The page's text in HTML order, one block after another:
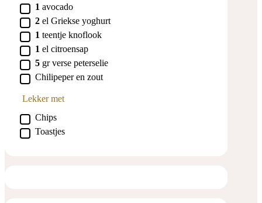
▢
1 avocado
▢
2 el Griekse yoghurt
▢
1 teentje knoflook
▢
1 el citroensap
▢
5 gr verse peterselie
▢
Chilipeper en zout
Lekker met
▢
Chips
▢
Toastjes